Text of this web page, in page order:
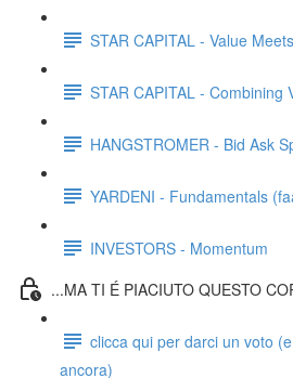
STAR CAPITAL - Value
STAR CAPITAL - Combining
HANGSTROMER - Bid Ask
YARDENI - Fundamentals
INVESTORS - Momentum
...MA TI É PIACIUTO QUESTO
clicca qui per darci un voto
ancora)